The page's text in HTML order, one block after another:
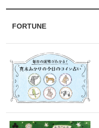
FORTUNE